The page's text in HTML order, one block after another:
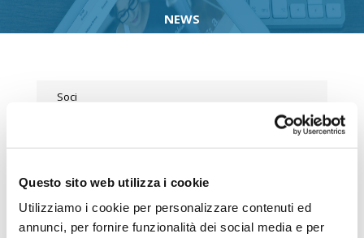
Questo sito web utilizza i cookie
Utilizziamo i cookie per personalizzare contenuti ed
annunci, per fornire funzionalità dei social media e per
NEWS
Soci
Modello 231